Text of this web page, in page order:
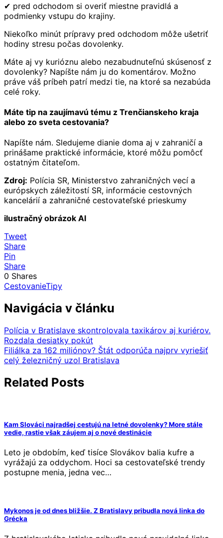
✔ pred odchodom si overiť miestne pravidlá a
podmienky vstupu do krajiny.
Niekoľko minút prípravy pred odchodom môže ušetriť
hodiny stresu počas dovolenky.
Máte aj vy kurióznu alebo nezabudnuteľnú skúsenosť z
dovolenky? Napíšte nám ju do komentárov. Možno
práve váš príbeh patrí medzi tie, na ktoré sa nezabúda
celé roky.
Máte tip na zaujímavú tému z Trenčianskeho kraja
alebo zo sveta cestovania?
Napíšte nám. Sledujeme dianie doma aj v zahraničí a
prinášame praktické informácie, ktoré môžu pomôcť
ostatným čitateľom.
Zdroj: Polícia SR, Ministerstvo zahraničných vecí a
európskych záležitostí SR, informácie cestovných
kancelárií a zahraničné cestovateľské prieskumy
ilustračný obrázok AI
Tweet
Share
Pin
Share
0 Shares
CestovanieTipy
Navigácia v článku
Polícia v Bratislave skontrolovala taxikárov aj kuriérov.
Rozdala desiatky pokút
Filiálka za 162 miliónov? Štát odporúča najprv vyriešiť
celý železničný uzol Bratislava
Related Posts
Kam Slováci najradšej cestujú na letné dovolenky? More stále
vedie, rastie však záujem aj o nové destinácie
Leto je obdobím, keď tisíce Slovákov balia kufre a
vyrážajú za oddychom. Hoci sa cestovateľské trendy
postupne menia, jedna vec…
Mykonos je od dnes bližšie. Z Bratislavy pribudla nová linka do
Grécka